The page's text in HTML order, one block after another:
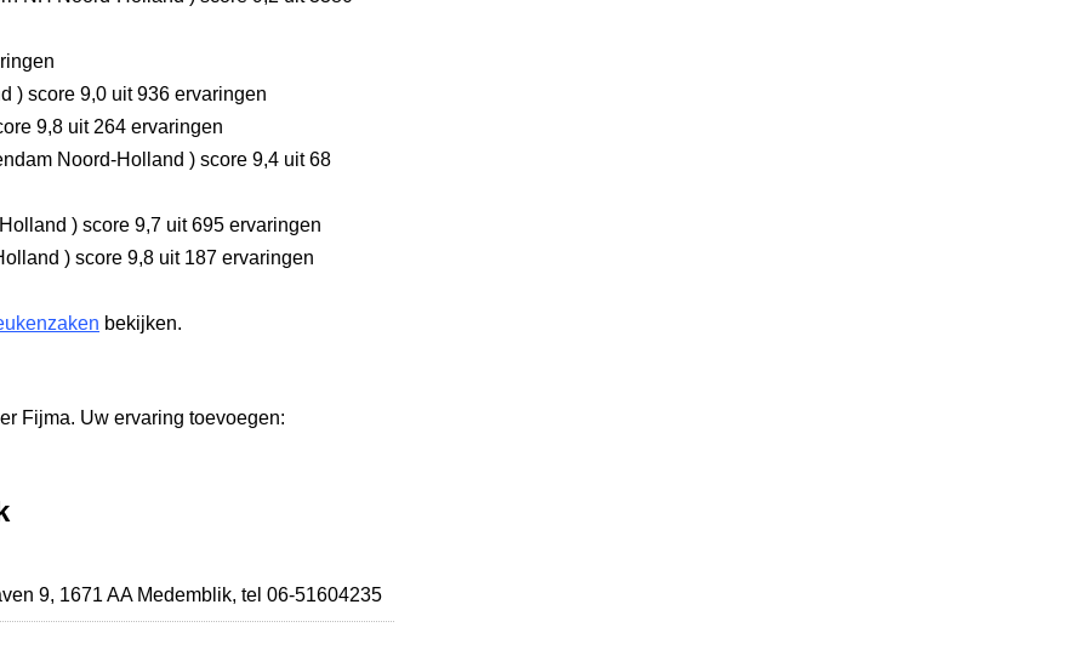
) score 9,0 uit 936 ervaringen
9,8 uit 264 ervaringen
Noord-Holland ) score 9,4 uit 68
) score 9,7 uit 695 ervaringen
) score 9,8 uit 187 ervaringen
bekijken.
Fijma. Uw ervaring toevoegen:
9, 1671 AA Medemblik, tel 06-51604235